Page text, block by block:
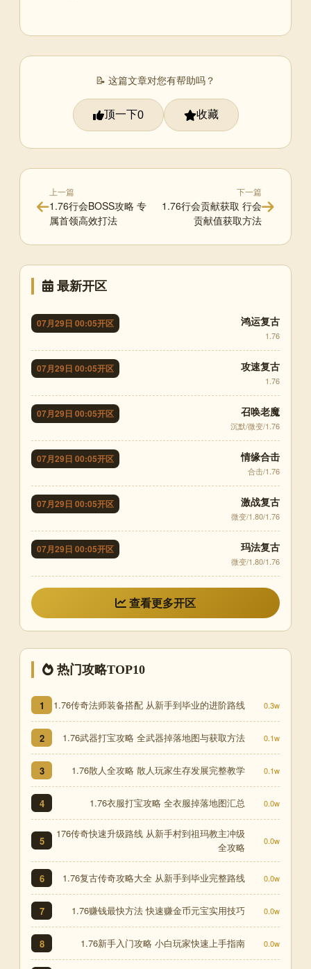
📝 这篇文章对您有帮助吗？
顶一下0 收藏
上一篇
1.76行会BOSS攻略 专
属首领高效打法
下一篇
1.76行会贡献获取 行会
贡献值获取方法
最新开区
07月29日 00:05开区 鸿运复古
1.76
07月29日 00:05开区 攻速复古
1.76
07月29日 00:05开区 召唤老魔
沉默/微变/1.76
07月29日 00:05开区 情缘合击
合击/1.76
07月29日 00:05开区 激战复古
微变/1.80/1.76
07月29日 00:05开区 玛法复古
微变/1.80/1.76
查看更多开区
热门攻略TOP10
1 1.76传奇法师装备搭配 从新手到毕业的进阶路线 0.3w
2 1.76武器打宝攻略 全武器掉落地图与获取方法 0.1w
3 1.76散人全攻略 散人玩家生存发展完整教学 0.1w
4 1.76衣服打宝攻略 全衣服掉落地图汇总 0.0w
5
176传奇快速升级路线 从新手村到祖玛教主冲级
全攻略
0.0w
6 1.76复古传奇攻略大全 从新手到毕业完整路线 0.0w
7 1.76赚钱最快方法 快速赚金币元宝实用技巧 0.0w
8 1.76新手入门攻略 小白玩家快速上手指南 0.0w